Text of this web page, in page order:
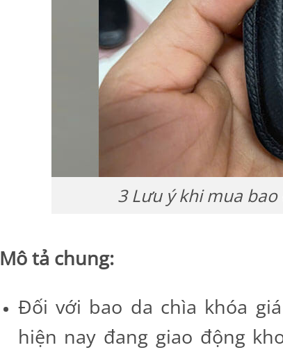
3 Lưu ý khi mua
Mô tả chung:
Đối với bao da chìa khóa
hiện nay đang giao động